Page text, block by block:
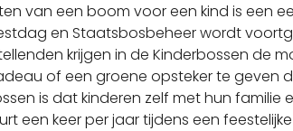
van een boom voor een kind is een
en Staatsbosbeheer wordt
krijgen in de Kinderbossen de
of een groene opsteker te geven
is dat kinderen zelf met hun
een keer per jaar tijdens een